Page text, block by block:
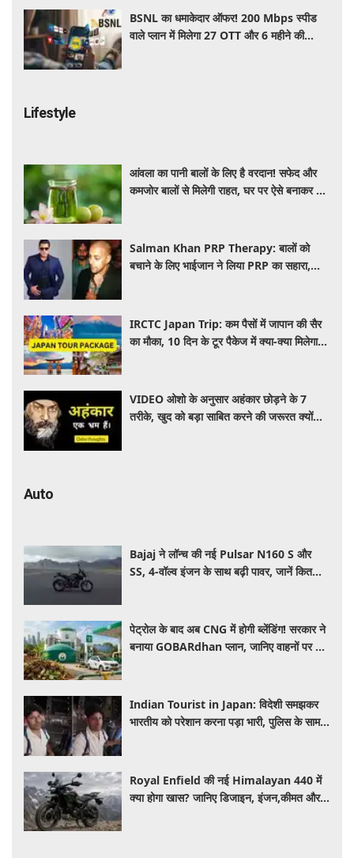
BSNL का धमाकेदार ऑफर! 200 Mbps स्पीड
वाले प्लान में मिलेगा 27 OTT और 6 महीने की
Lifestyle
आंवला का पानी बालों के लिए है वरदान! सफेद और
कमजोर बालों से मिलेगी राहत, घर पर ऐसे बनाकर करें
Salman Khan PRP Therapy: बालों को
बचाने के लिए भाईजान ने लिया PRP का सहारा,
IRCTC Japan Trip: कम पैसों में जापान की सैर
का मौका, 10 दिन के टूर पैकेज में क्या-क्या मिलेगा?
VIDEO ओशो के अनुसार अहंकार छोड़ने के 7
तरीके, खुद को बड़ा साबित करने की जरूरत क्यों
Auto
Bajaj ने लॉन्च की नई Pulsar N160 S और
SS, 4-वॉल्व इंजन के साथ बढ़ी पावर, जानें कितनी है
पेट्रोल के बाद अब CNG में होगी ब्लेंडिंग! सरकार ने
बनाया GOBARdhan प्लान, जानिए वाहनों पर क्या
Indian Tourist in Japan: विदेशी समझकर
भारतीय को परेशान करना पड़ा भारी, पुलिस के सामने
Royal Enfield की नई Himalayan 440 में
क्या होगा खास? जानिए डिजाइन, इंजन,कीमत और